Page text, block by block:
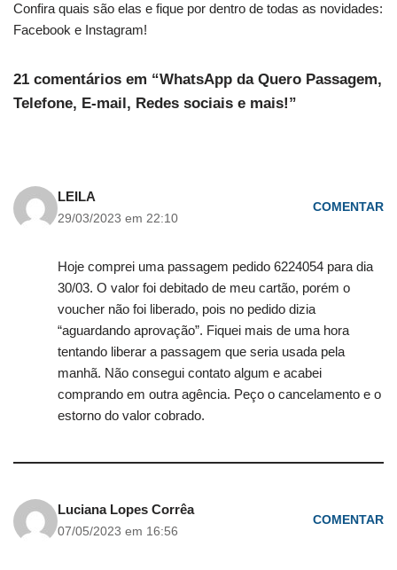
Confira quais são elas e fique por dentro de todas as novidades:
Facebook e Instagram!
21 comentários em “WhatsApp da Quero Passagem,
Telefone, E-mail, Redes sociais e mais!”
LEILA
29/03/2023 em 22:10
COMENTAR
Hoje comprei uma passagem pedido 6224054 para dia
30/03. O valor foi debitado de meu cartão, porém o
voucher não foi liberado, pois no pedido dizia
“aguardando aprovação”. Fiquei mais de uma hora
tentando liberar a passagem que seria usada pela
manhã. Não consegui contato algum e acabei
comprando em outra agência. Peço o cancelamento e o
estorno do valor cobrado.
Luciana Lopes Corrêa
07/05/2023 em 16:56
COMENTAR